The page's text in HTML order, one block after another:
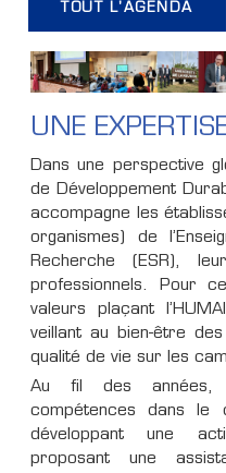
TOUT L'AGENDA
UNE
Dans une perspective
de Développement
accompagne les
organismes) de
Recherche (ESR),
professionnels. Pour
valeurs plaçant
veillant au bien-être
qualité de vie sur les
Au fil des années,
compétences dans le
développant une
proposant une